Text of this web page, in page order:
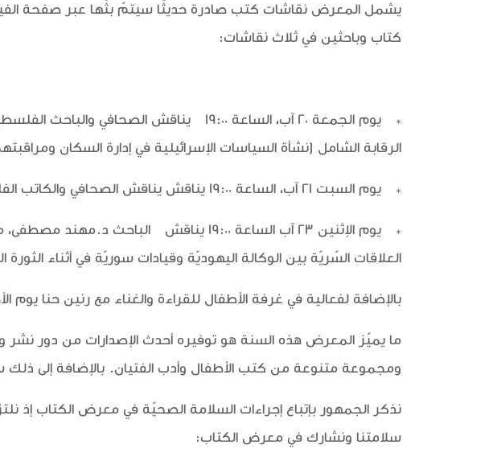
يشمل المعرض نقاشات كتب صادرة حديثًا سيتمّ بثّها عبر صفحة
كتاب وباحثين في ثلاث نقاشات:
* يوم الجمعة 20 آب، الساعة 19:00 يناقش
الرقابة الشامل (نشأة السياسات الإسرائيلية في إدارة السكان
* يوم السبت 21 آب، الساعة 19:00 يناقش يناقش الصحافي والكاتب الفلسطيني رائد وحش الروائي عباد يحيى عن روايته الصادرة من دار المتوسط : رام الله.
* يوم الإثنين 23 آب الساعة 19:00 يناقش
العلاقات السّريّة بين الوكالة اليهوديّة وقيادات سوريّة في أثناء
بالإضافة لفعالية في غرفة الأطفال للقراءة والغناء مع رنين حنا يوم الأحد 22 آب الساعة 18:00 في جمعيّة الثقافة
ما يميّز المعرض هذه السنة هو توفيره أحدث الإصدارات من دور نشر
ومجموعة متنوعة من كتب الأطفال وأدب الفتيان. بالإضافة إلى
نذكر الجمهور بإتباع إجراءات السلامة الصحيّة في معرض الكتاب إذ
سلامتنا ونشارك في معرض الكتاب: